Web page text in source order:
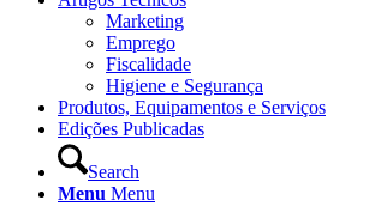
Marketing
Emprego
Fiscalidade
Higiene e Segurança
Produtos, Equipamentos e Serviços
Edições Publicadas
Search
Menu Menu